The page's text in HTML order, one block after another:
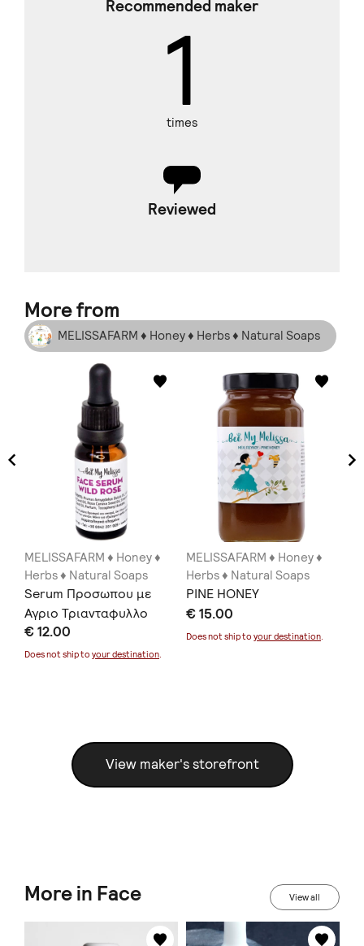
Recommended maker
1
times
Reviewed
More from
MELISSAFARM ♦ Honey ♦ Herbs ♦ Natural Soaps
MELISSAFARM ♦ Honey ♦
Herbs ♦ Natural Soaps
Serum Προσωπου με
Αγριο Τριανταφυλλο
20ml
€ 12.00
Does not ship to your destination.
MELISSAFARM ♦ Honey ♦
Herbs ♦ Natural Soaps
PINE HONEY
€ 15.00
Does not ship to your destination.
View maker's storefront
More in Face View all